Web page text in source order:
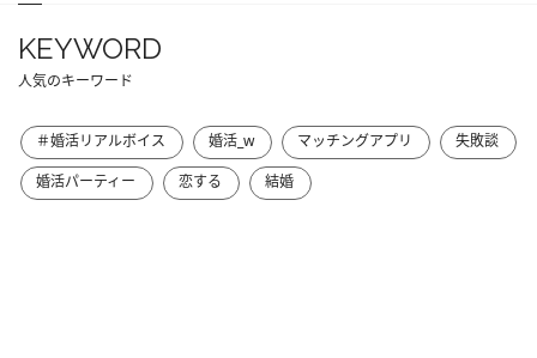
KEYWORD
人気のキーワード
＃婚活リアルボイス 婚活_w マッチングアプリ
失敗談
婚活パーティー
恋する 結婚